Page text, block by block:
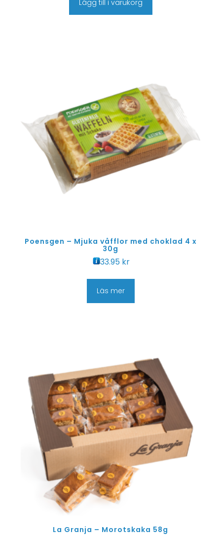
Lägg till i varukorg
Poensgen – Mjuka våfflor med choklad 4 x
30g
33.95 kr
Läs mer
La Granja – Morotskaka 58g